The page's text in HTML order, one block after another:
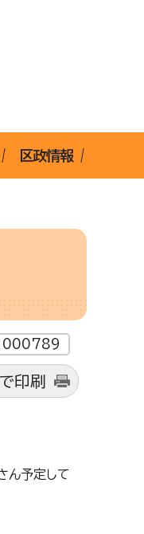
区政情報
1000789
印刷
ん予定して